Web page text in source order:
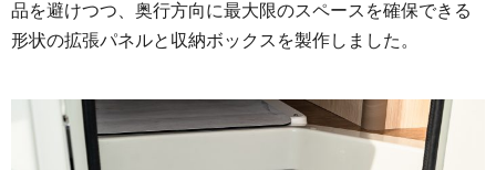
品を避けつつ、奥行方向に最大限のスペースを確保できる
形状の拡張パネルと収納ボックスを製作しました。